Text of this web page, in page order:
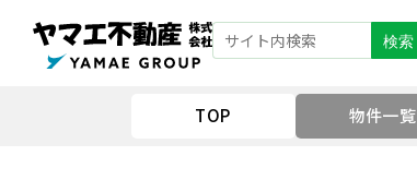
検索
TOP 物件一覧